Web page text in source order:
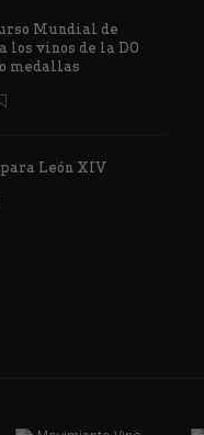
Mundial de
los vinos de la DO
medallas
León XIV